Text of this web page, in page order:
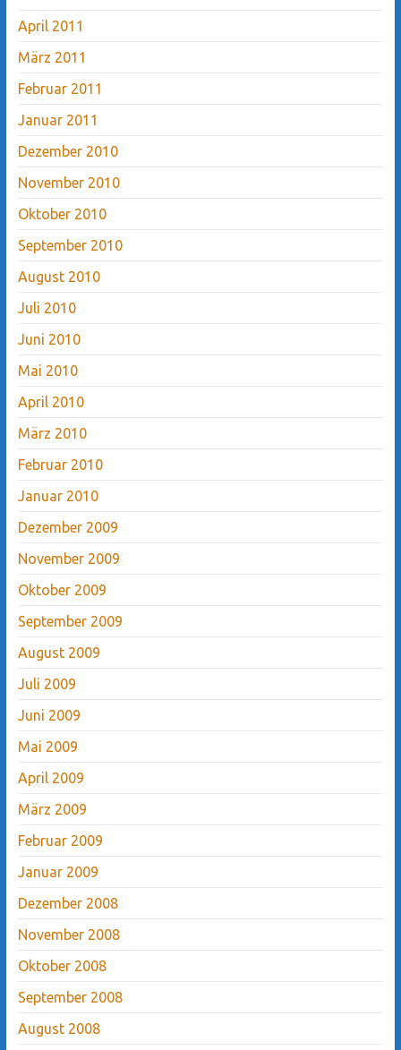
April 2011
März 2011
Februar 2011
Januar 2011
Dezember 2010
November 2010
Oktober 2010
September 2010
August 2010
Juli 2010
Juni 2010
Mai 2010
April 2010
März 2010
Februar 2010
Januar 2010
Dezember 2009
November 2009
Oktober 2009
September 2009
August 2009
Juli 2009
Juni 2009
Mai 2009
April 2009
März 2009
Februar 2009
Januar 2009
Dezember 2008
November 2008
Oktober 2008
September 2008
August 2008